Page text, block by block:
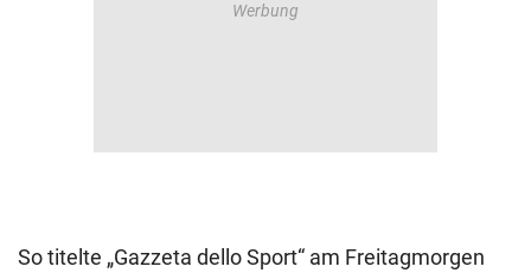
So titelte „Gazzeta dello Sport“ am Freitagmorgen